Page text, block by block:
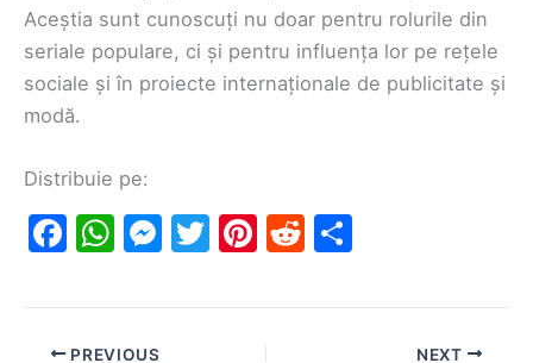
Aceștia sunt cunoscuți nu doar pentru rolurile din
seriale populare, ci și pentru influența lor pe rețele
sociale și în proiecte internaționale de publicitate și
modă.
Distribuie pe:
F
c
e
W
at
s
M
s
T
itt
Pi
er
e
R
d ar
PREVIOUS NEXT